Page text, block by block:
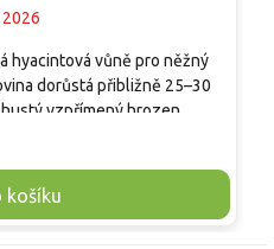
2026
košíku
hyacintová vůně pro něžný
dorůstá přibližně 25–30
vzpřímený hrozen
pohybuje od jemně růžové
miskách i jako
fialovým hyacintům a